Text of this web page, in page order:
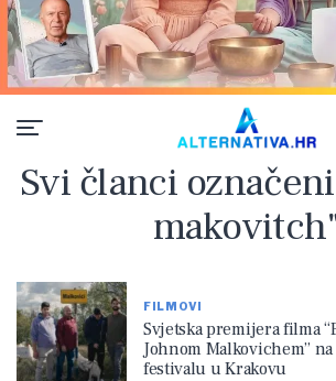
Svi članci
FILMOVI
Svjetska premijera filma
Johnom Malkovichem”
festivalu u Krakovu